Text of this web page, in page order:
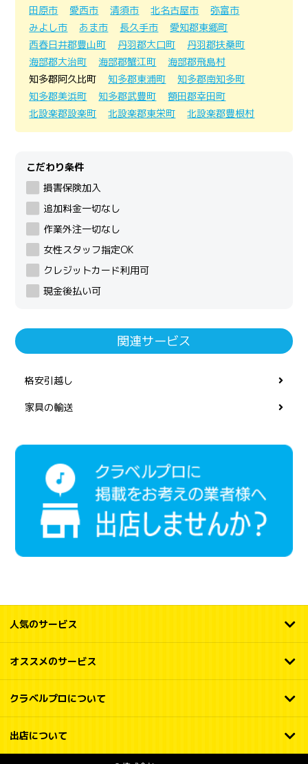
田原市
愛西市 清須市 北名古屋市
弥富市
みよし市
あま市 長久手市
愛知郡東郷町
西春日井郡豊山町
丹羽郡大口町
丹羽郡扶桑町
海部郡大治町
海部郡蟹江町
海部郡飛島村
知多郡阿久比町
知多郡東浦町
知多郡南知多町
知多郡美浜町
知多郡武豊町
額田郡幸田町
北設楽郡設楽町
北設楽郡東栄町 北設楽郡豊根村
こだわり条件
損害保険加入
追加料金一切なし
作業外注一切なし
女性スタッフ指定OK
クレジットカード利用可
現金後払い可
関連サービス
格安引越し
家具の輸送
人気のサービス
オススメのサービス
クラベルプロについて
出店について